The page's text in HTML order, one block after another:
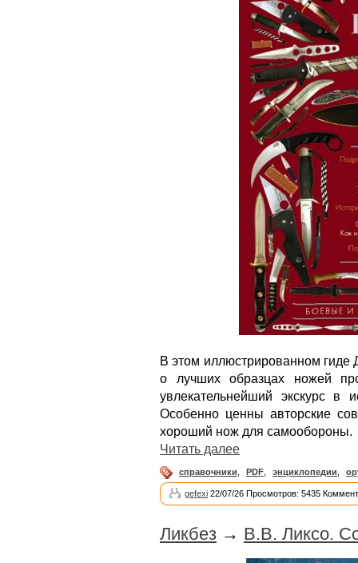
В этом иллюстрированном гиде
о лучших образцах ножей
увлекательнейший экскурс в
Особенно ценны авторские
хороший нож для самообороны.
Читать далее
справочники PDF энциклопедии
gefexi 22/07/26 Просмотров: 5435
Ликбез → В.В. Ликсо.